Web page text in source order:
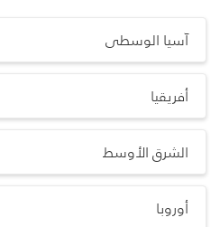
آسيا الوسطى
أفريقيا
الشرق الأوسط
أوروبا